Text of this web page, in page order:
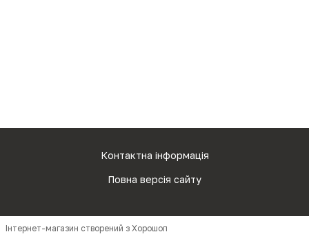
Контактна інформація
Повна версія сайту
Інтернет-магазин створений з Хорошоп